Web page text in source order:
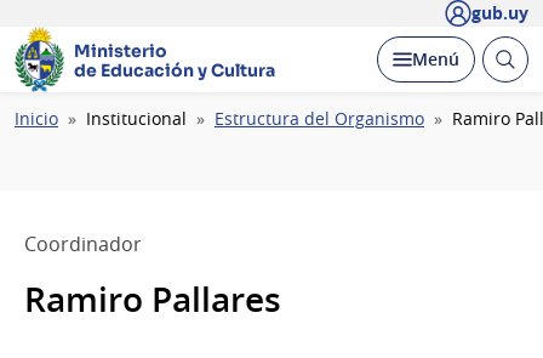
gub.uy
Ministerio
de Educación y Cultura
Desplegar
Menú Abrir
Ruta
Inicio Institucional Estructura del Organismo Ramiro
Coordinador
Ramiro Pallares